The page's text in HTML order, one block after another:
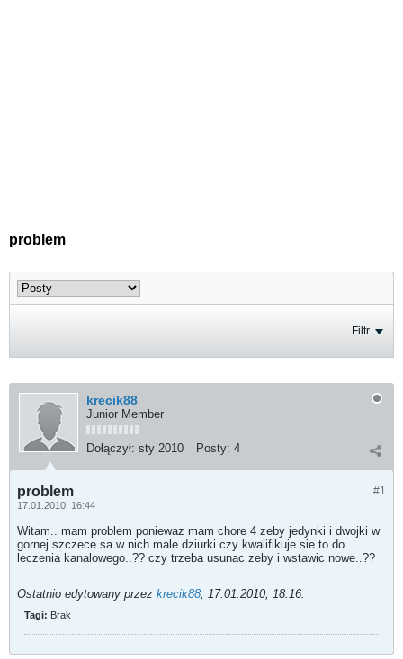
problem
Filtr
krecik88
Junior Member
Dołączył: sty 2010 Posty: 4
#1
problem
17.01.2010, 16:44
Witam.. mam problem poniewaz mam chore 4 zeby jedynki i dwojki w
gornej szczece sa w nich male dziurki czy kwalifikuje sie to do
leczenia kanalowego..?? czy trzeba usunac zeby i wstawic nowe..??
Ostatnio edytowany przez krecik88; 17.01.2010, 18:16.
Tagi: Brak